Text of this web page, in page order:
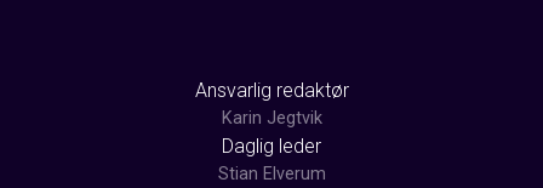
Ansvarlig redaktør
Karin Jegtvik
Daglig leder
Stian Elverum